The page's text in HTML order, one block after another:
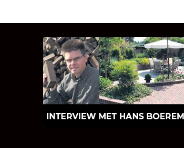
INTERVIEW MET HANS
BOEREMA
Hoe Bricks and Stones ontstaan is en
wat Hans Boerema motiveert in de
wereld van klinkers en tegels!